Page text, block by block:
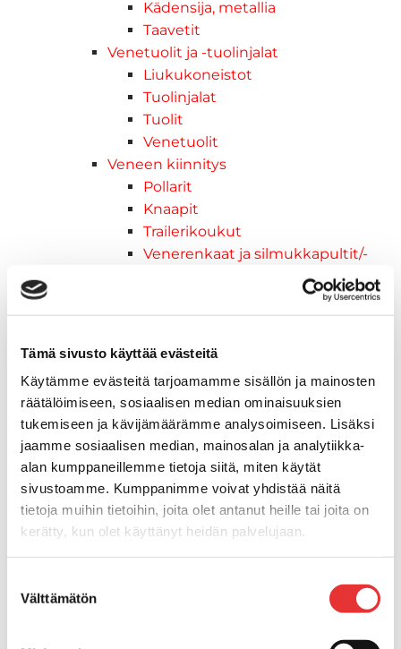
Tämä sivusto käyttää evästeitä
Käytämme evästeitä tarjoamamme sisällön ja mainosten
räätälöimiseen, sosiaalisen median ominaisuuksien
tukemiseen ja kävijämäärämme analysoimiseen. Lisäksi
jaamme sosiaalisen median, mainosalan ja analytiikka-
alan kumppaneillemme tietoja siitä, miten käytät
sivustoamme. Kumppanimme voivat yhdistää näitä
tietoja muihin tietoihin, joita olet antanut heille tai joita on
kerätty, kun olet käyttänyt heidän palvelujaan.
valinta
Välttämätön
Kädensija, metallia
Taavetit
Venetuolit ja -tuolinjalat
Liukukoneistot
Tuolinjalat
Tuolit
Venetuolit
Veneen kiinnitys
Pollarit
Knaapit
Trailerikoukut
Venerenkaat ja silmukkapultit/-
Kansiruuvikkeet
Muoviseokset
Polttoaine
Kansiruuvikkeitten varaosat
Makea vesi
Keula- ja uimatasot
Uimatasot
Keulatasot